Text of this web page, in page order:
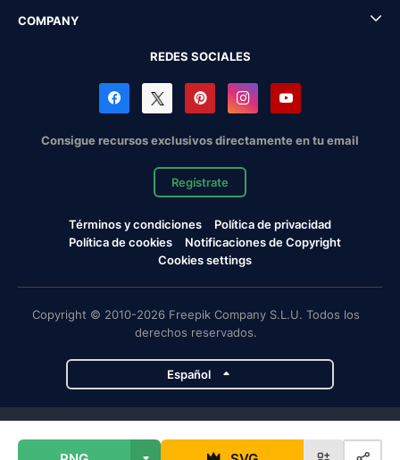
COMPANY
REDES SOCIALES
Consigue recursos exclusivos directamente en tu email
Regístrate
Términos y condiciones
Política de privacidad
Política de cookies
Notificaciones de Copyright
Cookies settings
Copyright © 2010-2026 Freepik Company S.L.U. Todos los
derechos reservados.
Español